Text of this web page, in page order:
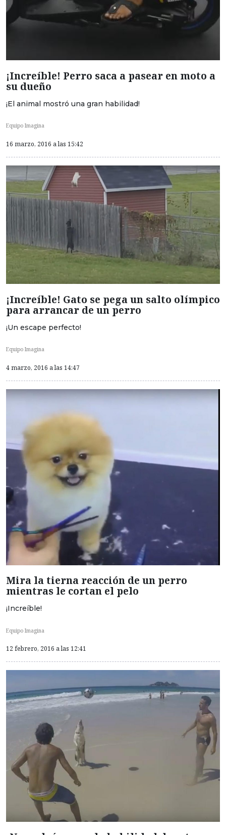
¡Increíble! Perro saca a pasear en moto a
su dueño
¡El animal mostró una gran habilidad!
Equipo Imagina
16 marzo, 2016 a las 15:42
¡Increíble! Gato se pega un salto olímpico
para arrancar de un perro
¡Un escape perfecto!
Equipo Imagina
4 marzo, 2016 a las 14:47
Mira la tierna reacción de un perro
mientras le cortan el pelo
¡Increíble!
Equipo Imagina
12 febrero, 2016 a las 12:41